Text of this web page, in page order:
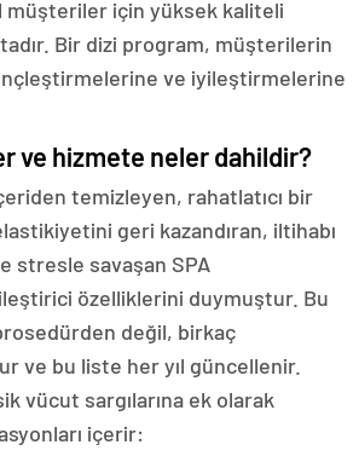
müşteriler için yüksek kaliteli
Bir dizi program, müşterilerin
ve iyileştirmelerine
ve hizmete neler dahildir?
temizleyen, rahatlatıcı bir
geri kazandıran, iltihabı
stresle savaşan SPA
özelliklerini duymuştur. Bu
değil, birkaç
ve bu liste her yıl güncellenir.
vücut sargılarına ek olarak
içerir: